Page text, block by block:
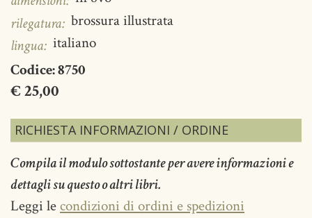
rilegatura: brossura illustrata
lingua: italiano
Codice:8750
€ 25,00
RICHIESTA INFORMAZIONI / ORDINE
Compila il modulo sottostante per avere informazioni e
dettagli su questo o altri libri.
Leggi lecondizioni di ordini e spedizioni